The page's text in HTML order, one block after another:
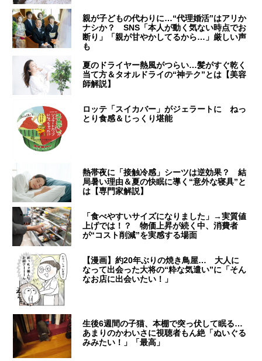
親が子どもの代わりに…“代理婚活”はアリか
ナシか？ SNS「本人が動く気ない時点でお
断り」「親が甘やかしてるから…」厳しい声
も
夏のドライヤー熱風がつらい…髪がすぐ乾く
当て方＆タオルドライの“神テク”とは【美容
師解説】
ロッテ「スイカバー」がジェラートに ねっ
とり食感＆じっくり堪能
熱帯夜に「接触冷感」シーツは逆効果？ 結
局暑い理由＆夏の快眠に導く“意外な寝具”と
は【専門家解説】
「食べやすいサイズになりました」→実質値
上げでは！？ 物価上昇が続く中、消費者
が“コスト削減”を実感する場面
【漫画】約20年ぶりの焼き鳥屋… 大人に
なって出会った大将の“粋な気遣い”に「そん
なお店に出会いたい！」
生後6週間の子猫、本棚で突っ伏して眠る…
あまりのかわいさに視聴者もん絶「ぬいぐる
みみたい！」「最高」